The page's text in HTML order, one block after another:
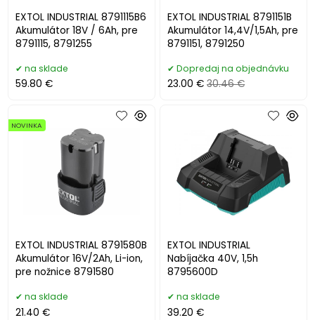
EXTOL INDUSTRIAL 8791115B6
Akumulátor 18V / 6Ah, pre
8791115, 8791255
na sklade
59.80 €
EXTOL INDUSTRIAL 8791151B
Akumulátor 14,4V/1,5Ah, pre
8791151, 8791250
Dopredaj na objednávku
23.00 € 30.46 €
EXTOL INDUSTRIAL 8791580B
Akumulátor 16V/2Ah, Li-ion,
pre nožnice 8791580
NOVINKA
na sklade
21.40 €
EXTOL INDUSTRIAL
Nabíjačka 40V, 1,5h
8795600D
na sklade
39.20 €